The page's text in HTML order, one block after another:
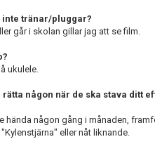
inte tränar/pluggar?
går i skolan gillar jag att se film.
ukulele.
rätta någon när de ska stava ditt
hända någon gång i månaden,
eller nåt liknande.